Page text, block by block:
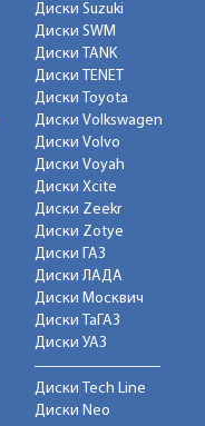
Диски Suzuki
Диски SWM
Диски TANK
Диски TENET
Диски Toyota
Диски Volkswagen
Диски Volvo
Диски Voyah
Диски Xcite
Диски Zeekr
Диски Zotye
Диски ГАЗ
Диски ЛАДА
Диски Москвич
Диски ТаГАЗ
Диски УАЗ
Диски Tech Line
Диски Neo